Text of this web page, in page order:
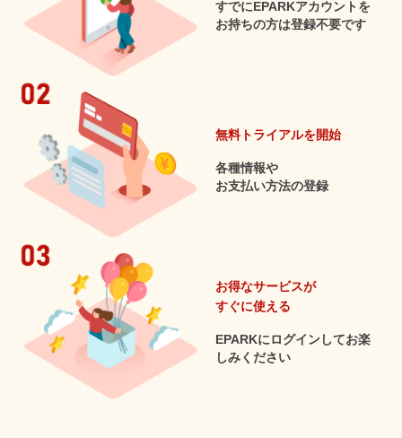
すでにEPARKアカウントを
お持ちの方は登録不要です
無料トライアルを開始
各種情報や
お支払い方法の登録
お得なサービスが
すぐに使える
EPARKにログインしてお楽
しみください